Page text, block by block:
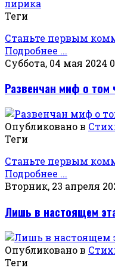
лирика
Теги
Станьте первым
Подробнее ...
Суббота, 04 мая 2024
Развенчан миф о том
Опубликовано в
Теги
Станьте первым
Подробнее ...
Вторник, 23 апреля
Лишь в настоящем
Опубликовано в
Теги